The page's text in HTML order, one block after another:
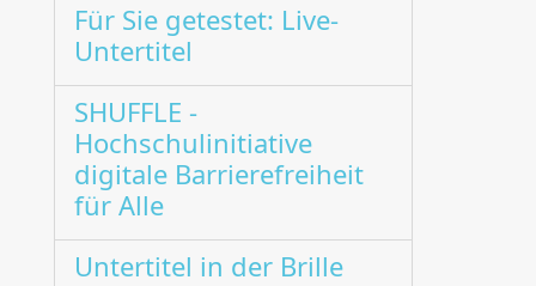
Für Sie getestet: Live-
Untertitel
SHUFFLE -
Hochschulinitiative
digitale Barrierefreiheit
für Alle
Untertitel in der Brille